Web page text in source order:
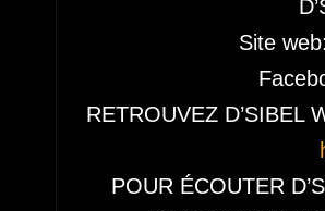
Site web:
RETROUVEZ D’SIBEL
POUR ÉCOUTER